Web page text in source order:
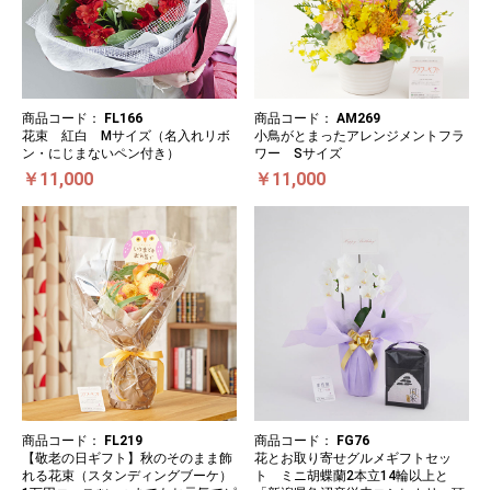
商品コード：
FL166
花束 紅白 Mサイズ（名入れリボ
ン・にじまないペン付き）
￥11,000
商品コード： AM269
小鳥がとまったアレンジメントフラ
ワー Sサイズ
￥11,000
商品コード：
FL219
【敬老の日ギフト】秋のそのまま飾
れる花束（スタンディングブーケ）
商品コード：
FG76
花とお取り寄せグルメギフトセッ
ト ミニ胡蝶蘭2本立14輪以上と